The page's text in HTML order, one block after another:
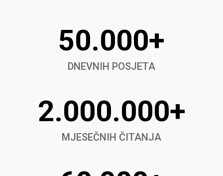
50.000+
DNEVNIH POSJETA
2.000.000+
MJESEČNIH ČITANJA